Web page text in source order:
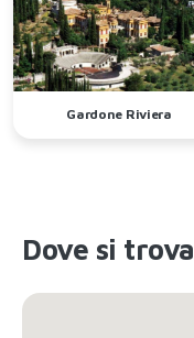
Gardone Riviera
Dove si trova